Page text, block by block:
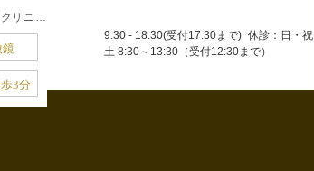
西堀歯科医院（歯周病専門医院）｜自由が丘の歯医者｜重度歯周病専門の「井原歯科クリニック」｜駅徒歩3分
3分
9:30 - 18:30(受付17:30まで) 休診：日・祝
土 8:30～13:30（受付12:30まで）